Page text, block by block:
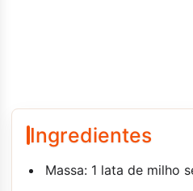
Ingredientes
Massa: 1 lata de milho